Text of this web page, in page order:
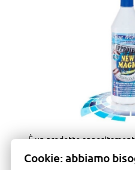
Cookie: abbiamo
È un prodotto appositamente studiato per la pulizia ed il
ripristino di tutti i tipi di
originale colore dei tubolari